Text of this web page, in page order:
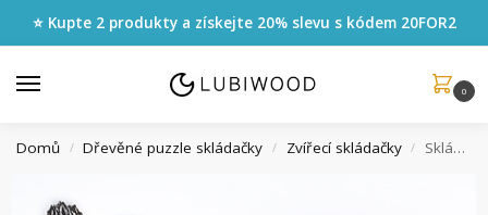
⭐ Kupte 2 produkty a získejte 20% slevu s kódem 20FOR2
0
Domů / Dřevěné puzzle skládačky / Zvířecí skládačky / Skládačka Graciózní Žirafa